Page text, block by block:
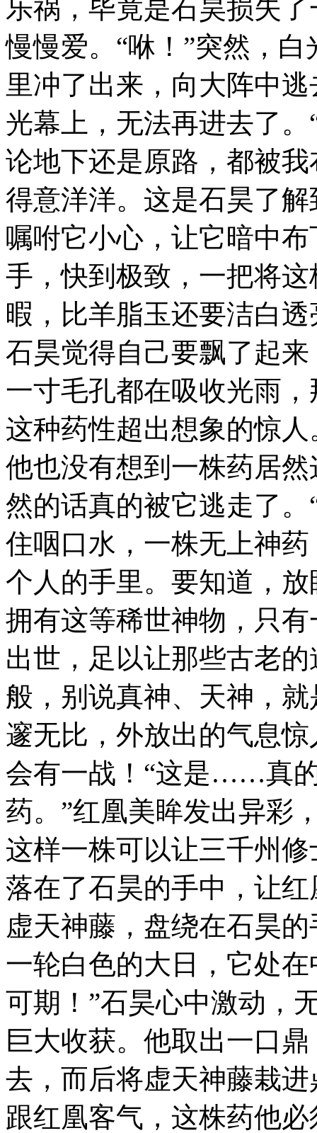
乐祸，毕竟是石昊损失
慢慢爱。“咻！”突然，
里冲了出来，向大阵中
光幕上，无法再进去了
论地下还是原路，都被
得意洋洋。这是石昊了
嘱咐它小心，让它暗中
手，快到极致，一把将
暇，比羊脂玉还要洁白
石昊觉得自己要飘了起
一寸毛孔都在吸收光雨
这种药性超出想象的惊
他也没有想到一株药居
然的话真的被它逃走了
住咽口水，一株无上神
个人的手里。要知道，
拥有这等稀世神物，只
出世，足以让那些古老
般，别说真神、天神，
邃无比，外放出的气息
会有一战！“这是……真
药。”红凰美眸发出异彩
这样一株可以让三千州
落在了石昊的手中，让
虚天神藤，盘绕在石昊
一轮白色的大日，它处
可期！”石昊心中激动，
巨大收获。他取出一口
去，而后将虚天神藤栽
跟红凰客气，这株药他